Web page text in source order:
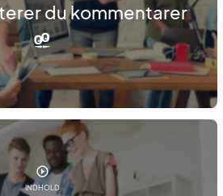
du kommentarer
INDHOLD